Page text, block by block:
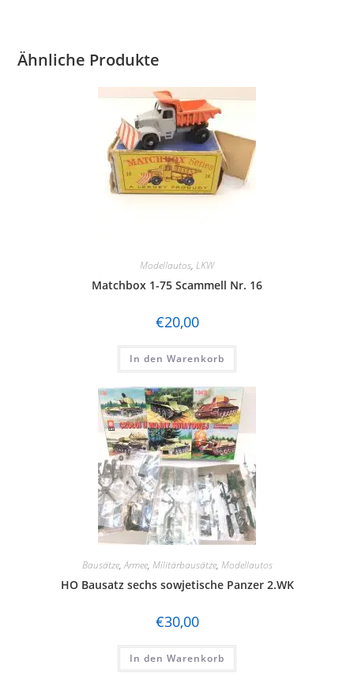
Ähnliche Produkte
Modellautos, LKW
Matchbox 1-75 Scammell Nr. 16
€20,00
In den Warenkorb
Bausätze,Armee, Militärbausätze, Modellautos
HO Bausatz sechs sowjetische Panzer 2.WK
€30,00
In den Warenkorb